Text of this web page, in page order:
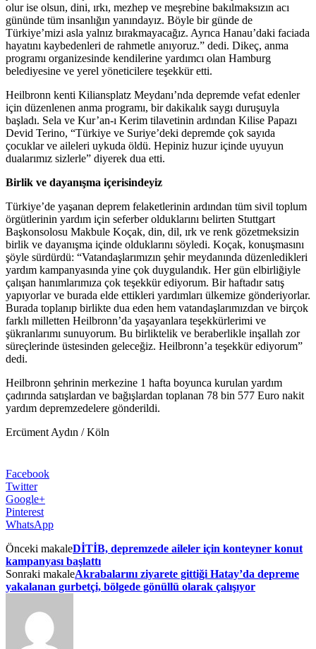
olur ise olsun, dini, ırkı, mezhep ve meşrebine bakılmaksızın acı
gününde tüm insanlığın yanındayız. Böyle bir günde de
Türkiye’mizi asla yalnız bırakmayacağız. Ayrıca Hanau’daki faciada
hayatını kaybedenleri de rahmetle anıyoruz.” dedi. Dikeç, anma
programı organizesinde kendilerine yardımcı olan Hamburg
belediyesine ve yerel yöneticilere teşekkür etti.
Heilbronn kenti Kiliansplatz Meydanı’nda depremde vefat edenler
için düzenlenen anma programı, bir dakikalık saygı duruşuyla
başladı. Sela ve Kur’an-ı Kerim tilavetinin ardından Kilise Papazı
Devid Terino, “Türkiye ve Suriye’deki depremde çok sayıda
çocuklar ve aileleri uykuda öldü. Hepiniz huzur içinde uyuyun
dualarımız sizlerle” diyerek dua etti.
Birlik ve dayanışma içerisindeyiz
Türkiye’de yaşanan deprem felaketlerinin ardından tüm sivil toplum
örgütlerinin yardım için seferber olduklarını belirten Stuttgart
Başkonsolosu Makbule Koçak, din, dil, ırk ve renk gözetmeksizin
birlik ve dayanışma içinde olduklarını söyledi. Koçak, konuşmasını
şöyle sürdürdü: “Vatandaşlarımızın şehir meydanında düzenledikleri
yardım kampanyasında yine çok duygulandık. Her gün elbirliğiyle
çalışan hanımlarımıza çok teşekkür ediyorum. Bir haftadır satış
yapıyorlar ve burada elde ettikleri yardımları ülkemize gönderiyorlar.
Burada toplanıp birlikte dua eden hem vatandaşlarımızdan ve birçok
farklı milletten Heilbronn’da yaşayanlara teşekkürlerimi ve
şükranlarımı sunuyorum. Bu birliktelik ve beraberlikle inşallah zor
süreçlerinde üstesinden geleceğiz. Heilbronn’a teşekkür ediyorum”
dedi.
Heilbronn şehrinin merkezine 1 hafta boyunca kurulan yardım
çadırında satışlardan ve bağışlardan toplanan 78 bin 577 Euro nakit
yardım depremzedelere gönderildi.
Ercüment Aydın / Köln
Facebook
Twitter
Google+
Pinterest
WhatsApp
Önceki makaleDİTİB, depremzede aileler için konteyner konut
kampanyası başlattı
Sonraki makaleAkrabalarını ziyarete gittiği Hatay’da depreme
yakalanan gurbetçi, bölgede gönüllü olarak çalışıyor